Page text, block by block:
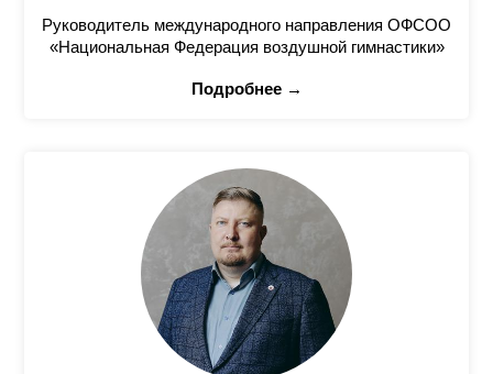
Руководитель международного направления ОФСОО
«Национальная Федерация воздушной гимнастики»
Подробнее →